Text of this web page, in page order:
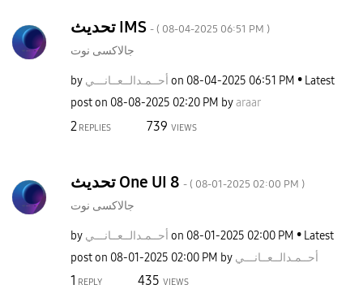
تحديث IMS - ( ‎08-04-2025 06:51 PM )
جالاكسى نوت
by أحــمـدالــعــانـــي on ‎08-04-2025 06:51 PM
Latest
post on ‎08-08-2025 02:20 PM byaraar
2 REPLIES 739 VIEWS
تحديث One UI 8 - ( ‎08-01-2025 02:00 PM )
جالاكسى نوت
by أحــمـدالــعــانـــي on ‎08-01-2025 02:00 PM
Latest
post on ‎08-01-2025 02:00 PM by أحــمـدالــعــانـــي
1 REPLY 435 VIEWS